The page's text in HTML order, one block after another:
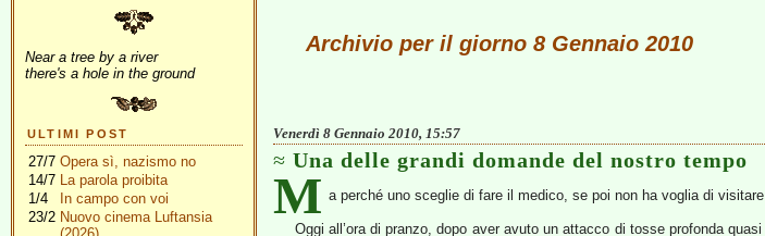
Near a tree by a river
there's a hole in the ground
ULTIMI POST
27/7 Opera sì, nazismo no
14/7 La parola proibita
1/4
In campo con voi
23/2 Nuovo cinema Luftansia
Archivio per il giorno 8 Gennaio 2010
Venerdì 8 Gennaio 2010, 15:57
Una delle grandi domande del nostro tempo
M a perché uno sceglie di fare il medico, se poi non ha voglia di
Oggi all’ora di pranzo, dopo aver avuto un attacco di tosse profonda